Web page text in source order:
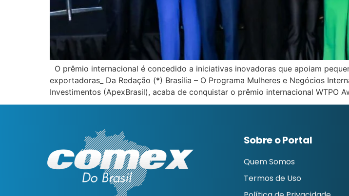
O prêmio internacional é concedido a iniciativas inovadoras que apoiam
exportadoras_ Da Redação (*) Brasília – O Programa Mulheres e Negócios
Investimentos (ApexBrasil), acaba de conquistar o prêmio internacional WTPO
Sobre o Portal
Quem Somos
Termos de Uso